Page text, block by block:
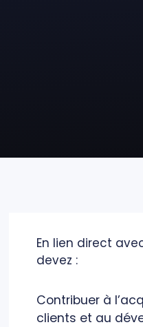
En lien direct
devez :
Contribuer à
clients et au